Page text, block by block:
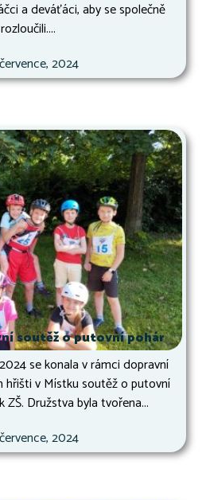
a deváťáci, aby se společně
rozloučili....
2024
soutěž o putovní pohár
se konala v rámci dopravní
hřišti v Místku soutěž o putovní
ZŠ. Družstva byla tvořena...
2024